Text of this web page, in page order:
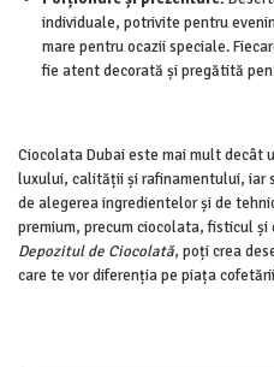
individuale, potrivite pentru
mare pentru ocazii speciale.
fie atent decorată și pregătită
Ciocolata Dubai este mai mult decât
luxului, calității și rafinamentului, iar
de alegerea ingredientelor și de
premium, precum ciocolata, fisticul
Depozitul de Ciocolată, poți crea
care te vor diferenția pe piața